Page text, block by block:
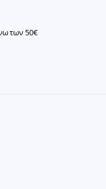
των 50€